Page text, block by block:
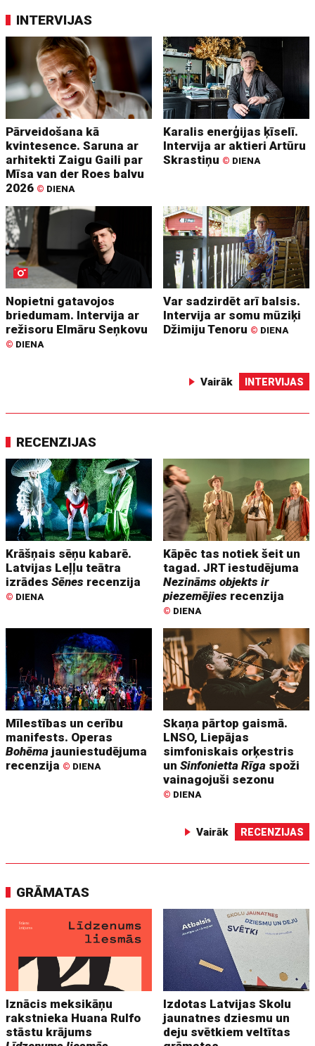
INTERVIJAS
Pārveidošana kā
kvintesence. Saruna ar
arhitekti Zaigu Gaili par
Mīsa van der Roes balvu
2026 © DIENA
Karalis enerģijas ķīselī.
Intervija ar aktieri Artūru
Skrastiņu © DIENA
Nopietni gatavojos
briedumam. Intervija ar
režisoru Elmāru Seņkovu
© DIENA
Var sadzirdēt arī balsis.
Intervija ar somu mūziķi
Džimiju Tenoru © DIENA
Vairāk INTERVIJAS
RECENZIJAS
Krāšņais sēņu kabarē.
Latvijas Leļļu teātra
izrādesSēnes recenzija
© DIENA
Kāpēc tas notiek šeit un
tagad. JRT iestudējuma
Nezināms objekts ir
piezemējies recenzija
© DIENA
Mīlestības un cerību
manifests. Operas
Bohēma jauniestudējuma
recenzija © DIENA
Skaņa pārtop gaismā.
LNSO, Liepājas
simfoniskais orķestris
unSinfonietta Rīga spoži
vainagojuši sezonu
© DIENA
Vairāk RECENZIJAS
GRĀMATAS
Iznācis meksikāņu
rakstnieka Huana Rulfo
stāstu krājums
Izdotas Latvijas Skolu
jaunatnes dziesmu un
deju svētkiem veltītas